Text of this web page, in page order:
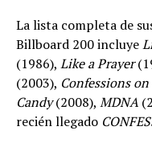
La lista completa de
Billboard 200 incluye
(1986), Like a Prayer
(2003), Confessions
Candy(2008), MDNA
recién llegado